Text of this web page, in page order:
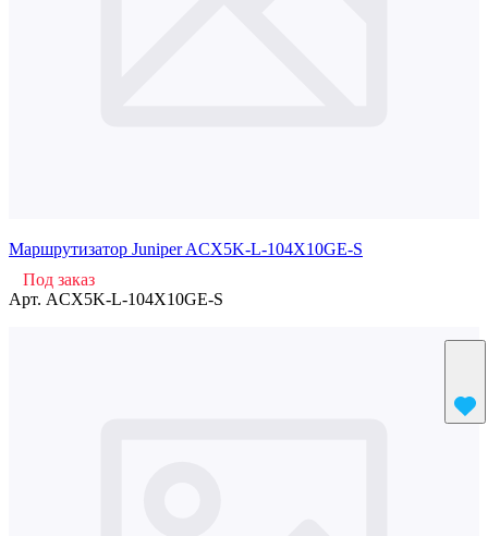
Маршрутизатор Juniper ACX5K-L-104X10GE-S
Под заказ
Арт. ACX5K-L-104X10GE-S